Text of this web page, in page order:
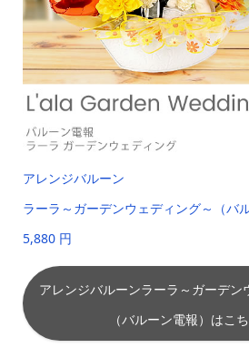
アレンジバルーン
ラーラ～ガーデンウェディング～（バ
5,880 円
アレンジバルーンラーラ～ガーデン
（バルーン電報）はこ